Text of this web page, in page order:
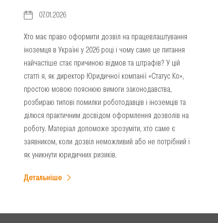
07.01.2026
Хто має право оформити дозвіл на працевлаштування
іноземця в Україні у 2026 році і чому саме це питання
найчастіше стає причиною відмов та штрафів? У цій
статті я, як директор Юридичної компанії «Статус Ко»,
простою мовою пояснюю вимоги законодавства,
розбираю типові помилки роботодавців і іноземців та
ділюся практичним досвідом оформлення дозволів на
роботу. Матеріал допоможе зрозуміти, хто саме є
заявником, коли дозвіл неможливий або не потрібний і
як уникнути юридичних ризиків.
Детальніше